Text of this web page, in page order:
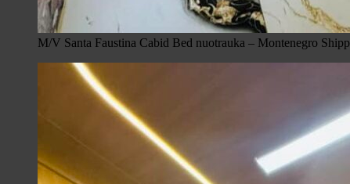
M/V Santa Faustina Cabid Bed nuotrauka – Montenegro